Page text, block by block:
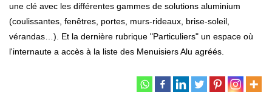
une clé avec les différentes gammes de solutions aluminium
(coulissantes, fenêtres, portes, murs-rideaux, brise-soleil,
vérandas…). Et la dernière rubrique "Particuliers" un espace où
l'internaute a accès à la liste des Menuisiers Alu agréés.